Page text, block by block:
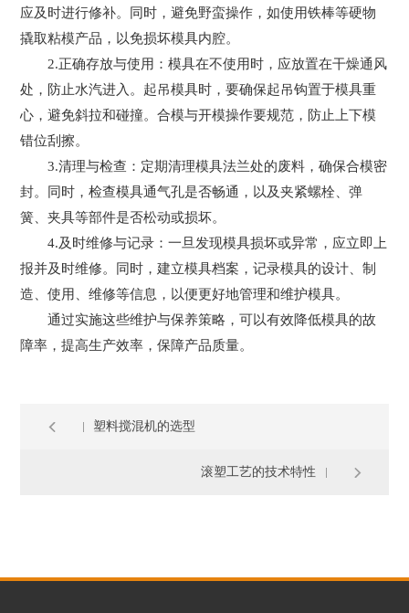
应及时进行修补。同时，避免野蛮操作，如使用铁棒等硬物
撬取粘模产品，以免损坏模具内腔。
2.正确存放与使用：模具在不使用时，应放置在干燥通风
处，防止水汽进入。起吊模具时，要确保起吊钩置于模具重
心，避免斜拉和碰撞。合模与开模操作要规范，防止上下模
错位刮擦。
3.清理与检查：定期清理模具法兰处的废料，确保合模密
封。同时，检查模具通气孔是否畅通，以及夹紧螺栓、弹
簧、夹具等部件是否松动或损坏。
4.及时维修与记录：一旦发现模具损坏或异常，应立即上
报并及时维修。同时，建立模具档案，记录模具的设计、制
造、使用、维修等信息，以便更好地管理和维护模具。
通过实施这些维护与保养策略，可以有效降低模具的故
障率，提高生产效率，保障产品质量。
塑料搅混机的选型
滚塑工艺的技术特性